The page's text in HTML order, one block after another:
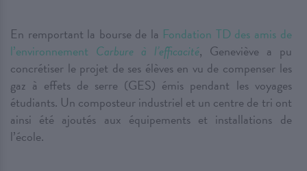
En remportant la bourse de la Fondation TD des amis de
l’environnement Carbure à l’efficacité, Geneviève a pu
concrétiser le projet de ses élèves en vu de compenser les
gaz à effets de serre (GES) émis pendant les voyages
étudiants. Un composteur industriel et un centre de tri ont
ainsi été ajoutés aux équipements et installations de
l’école.